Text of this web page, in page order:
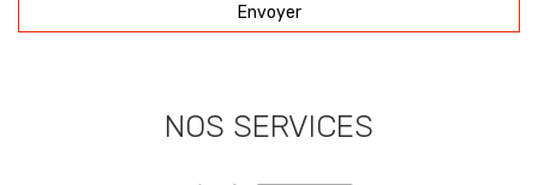
Envoyer
NOS SERVICES